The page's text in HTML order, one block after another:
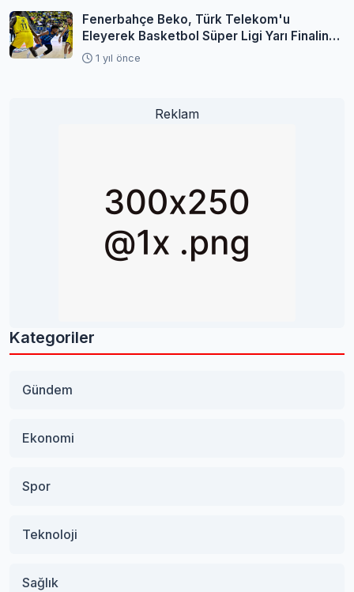
Fenerbahçe Beko, Türk Telekom'u
Eleyerek Basketbol Süper Ligi Yarı Finaline
Yükseldi
1 yıl önce
Reklam
Kategoriler
Gündem
Ekonomi
Spor
Teknoloji
Sağlık